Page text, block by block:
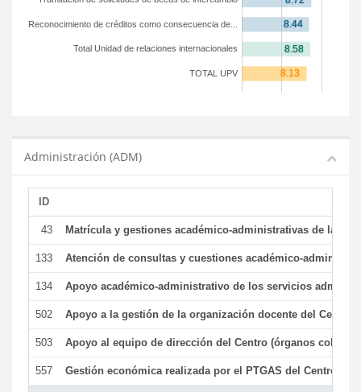
TOTAL UPV
Total Unidad de relaciones internacionales
Reconocimiento de créditos como consecuencia de...
Administración (ADM)
ID
43 Matrícula y gestiones académico-administrativas de la
133 Atención de consultas y cuestiones académico-
134 Apoyo académico-administrativo de los servicios
502 Apoyo a la gestión de la organización docente del Centro
503 Apoyo al equipo de dirección del Centro (órganos
557 Gestión económica realizada por el PTGAS del Centro